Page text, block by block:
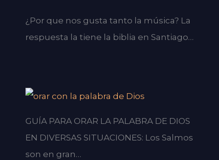
¿Por que nos gusta tanto la música? La
respuesta la tiene la biblia en Santiago…
GUÍA PARA ORAR LA PALABRA DE DIOS
EN DIVERSAS SITUACIONES: Los Salmos
son en gran…